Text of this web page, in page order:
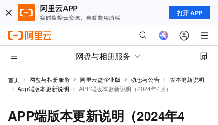
打开 APP
网盘与相册服务
首页 网盘与相册服务 阿里云盘企业版 动态与公告
版本更新说明
App端版本更新说明
APP端版本更新说明（2024年4月）
APP端版本更新说明（2024年4